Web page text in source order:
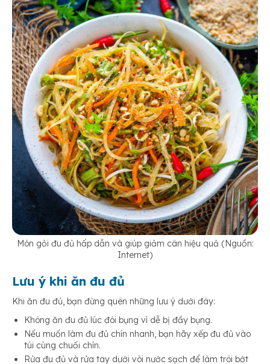
Món gỏi đu đủ hấp dẫn và giúp giảm cân hiệu quả (Nguồn:
Internet)
Lưu ý khi ăn đu đủ
Khi ăn đu đủ, bạn đừng quên những lưu ý dưới đây:
Không ăn đu đủ lúc đói bụng vì dễ bị đầy bụng.
Nếu muốn làm đu đủ chín nhanh, bạn hãy xếp đu đủ vào
túi cùng chuối chín.
Rửa đu đủ và rửa tay dưới vòi nước sạch để làm trôi bớt